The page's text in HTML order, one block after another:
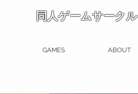
GAMES ABOUT
同人ゲームサークル